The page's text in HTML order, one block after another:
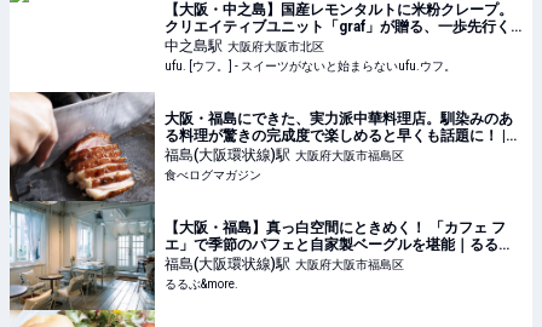
【大阪・中之島】国産レモンタルトに米粉クレープ。
クリエイティブユニット「graf」が贈る、一歩先行く
新感覚スイーツを体験！ - ufu. [ウフ。]
中之島駅 大阪府大阪市北区
ufu. [ウフ。] - スイーツがないと始まらないufu.ウフ。
大阪・福島にできた、実力派中華料理店。馴染みのあ
る料理が驚きの完成度で楽しめると早くも話題に！ |
食べログマガジン
福島(大阪環状線)駅 大阪府大阪市福島区
食べログマガジン
【大阪・福島】真っ白空間にときめく！ 「カフェ フ
エ」で季節のパフェと自家製ベーグルを堪能｜るるぶ
&more.
福島(大阪環状線)駅 大阪府大阪市福島区
るるぶ&more.